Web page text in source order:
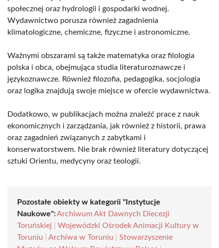
społecznej oraz hydrologii i gospodarki wodnej.
Wydawnictwo porusza również zagadnienia
klimatologiczne, chemiczne, fizyczne i astronomiczne.
Ważnymi obszarami są także matematyka oraz filologia
polska i obca, obejmująca studia literaturoznawcze i
językoznawcze. Również filozofia, pedagogika, socjologia
oraz logika znajdują swoje miejsce w ofercie wydawnictwa.
Dodatkowo, w publikacjach można znaleźć prace z nauk
ekonomicznych i zarządzania, jak również z historii, prawa
oraz zagadnień związanych z zabytkami i
konserwatorstwem. Nie brak również literatury dotyczącej
sztuki Orientu, medycyny oraz teologii.
Pozostałe obiekty w kategorii "Instytucje
Naukowe":Archiwum Akt Dawnych Diecezji
Toruńskiej
Wojewódzki Ośrodek Animacji Kultury w
Toruniu
Archiwa w Toruniu
Stowarzyszenie